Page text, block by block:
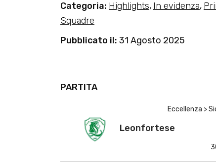
Categoria: Highlights, In evidenza,
Squadre
Pubblicato il: 31 Agosto 2025
PARTITA
Eccellenza >
Leonfortese